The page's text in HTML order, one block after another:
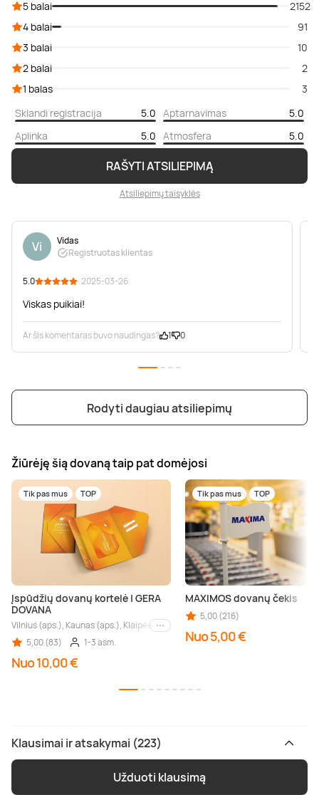
RAŠYTI ATSILIEPIMĄ
Atsiliepimų taisyklės
5 balai
2152
4 balai
91
3 balai
10
2 balai
2
1 balas
3
Sklandi registracija
5.0 Aptarnavimas
5.0
Aplinka
5.0 Atmosfera 5.0
Vi
Vidas
Registruotas klientas
5.0 · 2025-03-26
Viskas puikiai!
Ar šis komentaras buvo naudingas? 1 0
Rodyti daugiau atsiliepimų
Žiūrėję šią dovaną taip pat domėjosi
Tik pas mus TOP
Įspūdžių dovanų kortelė | GERA
DOVANA
Vilnius (aps.), Kaunas (aps.), Klaipėda (aps.), Palanga (aps.), Nida (aps.),
Kiti miestai
5,00 (83)
1-3 asm.
Nuo 10,00 €
Tik pas mus TOP
MAXIMOS dovanų čekis
5,00 (216)
Nuo 5,00 €
Klausimai ir atsakymai (223)
Užduoti klausimą